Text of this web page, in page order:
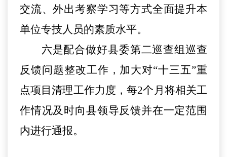
交流、外出考察学习等方式全面提升本
单位专技人员的素质水平。
六是配合做好县委第二巡查组巡查
反馈问题整改工作，加大对“十三五”重
点项目清理工作力度，每2个月将相关工
作情况及时向县领导反馈并在一定范围
内进行通报。